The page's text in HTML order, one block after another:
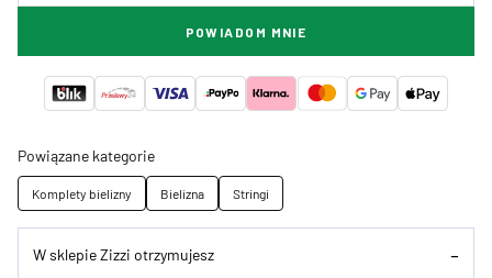
POWIADOM MNIE
Powiązane kategorie
Komplety bielizny Bielizna Stringi
W sklepie Zizzi otrzymujesz